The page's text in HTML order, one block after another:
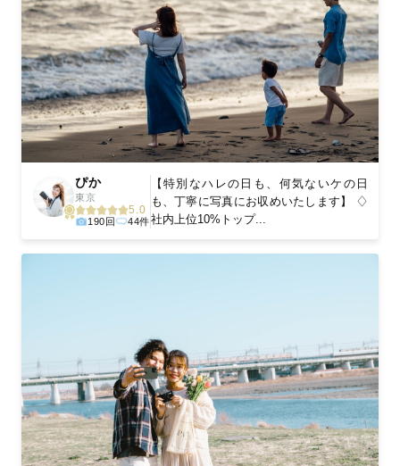
ぴか
東京
5.0
190回 44件
【特別なハレの日も、何気ないケの日
も、丁寧に写真にお収めいたします】 ♢
社内上位10%トップ...